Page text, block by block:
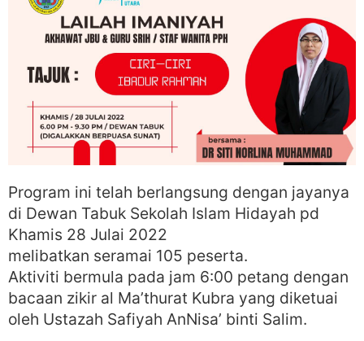
Program ini telah berlangsung dengan jayanya
di Dewan Tabuk Sekolah Islam Hidayah pd
Khamis 28 Julai 2022
melibatkan seramai 105 peserta.
Aktiviti bermula pada jam 6:00 petang dengan
bacaan zikir al Ma’thurat Kubra yang diketuai
oleh Ustazah Safiyah AnNisa’ binti Salim.